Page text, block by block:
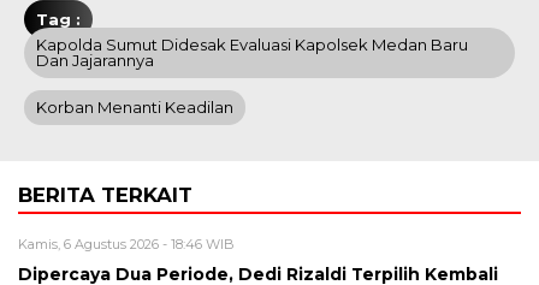
Tag :
Kapolda Sumut Didesak Evaluasi Kapolsek Medan Baru
Dan Jajarannya
Korban Menanti Keadilan
BERITA TERKAIT
Kamis, 6 Agustus 2026 - 18:46 WIB
Dipercaya Dua Periode, Dedi Rizaldi Terpilih Kembali